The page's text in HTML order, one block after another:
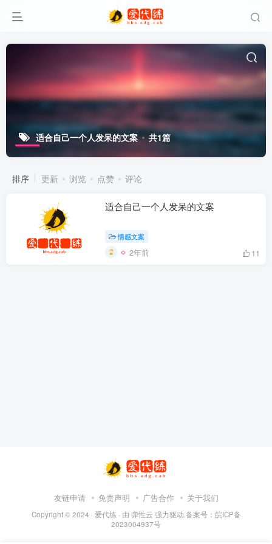
适合自己一个人发呆的文案 共1篇
排序 更新 浏览 点赞 评论
适合自己一个人发呆的文案
情感文案
2年前 11
友链申请 免责声明 广告合作 关于我们
Copyright © 2024 · 爱代练 · 由 弹性云 强力驱动.备案号： 皖ICP备
2023004937号